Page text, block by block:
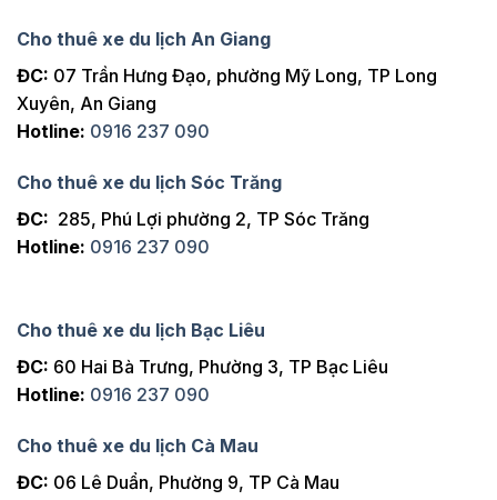
Cho thuê xe du lịch An Giang
ĐC: 07 Trần Hưng Đạo, phường Mỹ Long, TP Long
Xuyên, An Giang
Hotline: 0916 237 090
Cho thuê xe du lịch Sóc Trăng
ĐC: 285, Phú Lợi phường 2, TP Sóc Trăng
Hotline: 0916 237 090
Cho thuê xe du lịch Bạc Liêu
ĐC: 60 Hai Bà Trưng, Phường 3, TP Bạc Liêu
Hotline: 0916 237 090
Cho thuê xe du lịch Cà Mau
ĐC: 06 Lê Duẩn, Phường 9, TP Cà Mau